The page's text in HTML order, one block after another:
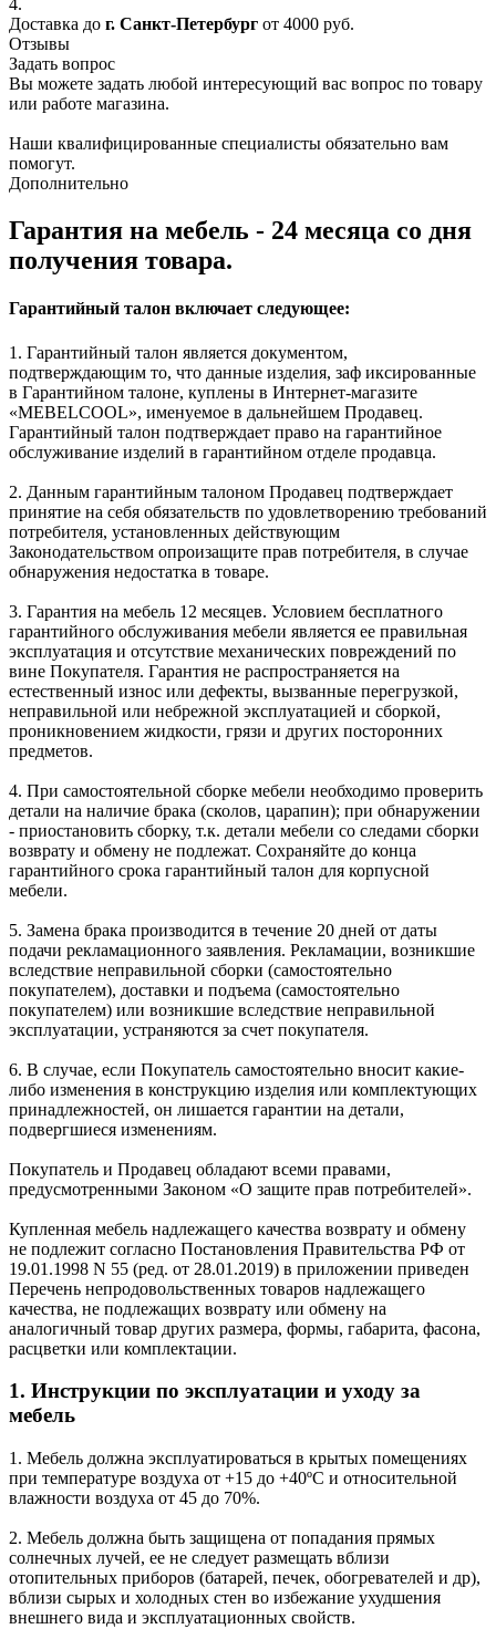
4.
Доставка до г. Санкт-Петербург от 4000 руб.
Отзывы
Задать вопрос
Вы можете задать любой интересующий вас вопрос по товару
или работе магазина.
Наши квалифицированные специалисты обязательно вам
помогут.
Дополнительно
Гарантия на мебель - 24 месяца со дня
получения товара.
Гарантийный талон включает следующее:
1. Гарантийный талон является документом,
подтверждающим то, что данные изделия, заф иксированные
в Гарантийном талоне, куплены в Интернет-магазите
«MEBELCOOL», именуемое в дальнейшем Продавец.
Гарантийный талон подтверждает право на гарантийное
обслуживание изделий в гарантийном отделе продавца.
2. Данным гарантийным талоном Продавец подтверждает
принятие на себя обязательств по удовлетворению требований
потребителя, установленных действующим
Законодательством опроизащите прав потребителя, в случае
обнаружения недостатка в товаре.
3. Гарантия на мебель 12 месяцев. Условием бесплатного
гарантийного обслуживания мебели является ее правильная
эксплуатация и отсутствие механических повреждений по
вине Покупателя. Гарантия не распространяется на
естественный износ или дефекты, вызванные перегрузкой,
неправильной или небрежной эксплуатацией и сборкой,
проникновением жидкости, грязи и других посторонних
предметов.
4. При самостоятельной сборке мебели необходимо проверить
детали на наличие брака (сколов, царапин); при обнаружении
- приостановить сборку, т.к. детали мебели со следами сборки
возврату и обмену не подлежат. Сохраняйте до конца
гарантийного срока гарантийный талон для корпусной
мебели.
5. Замена брака производится в течение 20 дней от даты
подачи рекламационного заявления. Рекламации, возникшие
вследствие неправильной сборки (самостоятельно
покупателем), доставки и подъема (самостоятельно
покупателем) или возникшие вследствие неправильной
эксплуатации, устраняются за счет покупателя.
6. В случае, если Покупатель самостоятельно вносит какие-
либо изменения в конструкцию изделия или комплектующих
принадлежностей, он лишается гарантии на детали,
подвергшиеся изменениям.
Покупатель и Продавец обладают всеми правами,
предусмотренными Законом «О защите прав потребителей».
Купленная мебель надлежащего качества возврату и обмену
не подлежит согласно Постановления Правительства РФ от
19.01.1998 N 55 (ред. от 28.01.2019) в приложении приведен
Перечень непродовольственных товаров надлежащего
качества, не подлежащих возврату или обмену на
аналогичный товар других размера, формы, габарита, фасона,
расцветки или комплектации.
1. Инструкции по эксплуатации и уходу за
мебель
1. Мебель должна эксплуатироваться в крытых помещениях
при температуре воздуха от +15 до +40ºС и относительной
влажности воздуха от 45 до 70%.
2. Мебель должна быть защищена от попадания прямых
солнечных лучей, ее не следует размещать вблизи
отопительных приборов (батарей, печек, обогревателей и др),
вблизи сырых и холодных стен во избежание ухудшения
внешнего вида и эксплуатационных свойств.